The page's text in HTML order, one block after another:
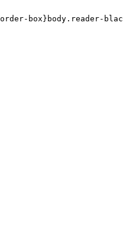
box}body.reader-